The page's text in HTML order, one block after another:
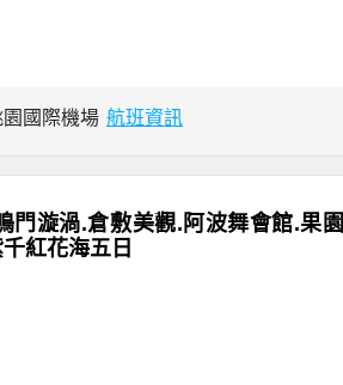
國際機場 航班資訊
門漩渦.倉敷美觀.阿波舞會館.果園
紅花海五日